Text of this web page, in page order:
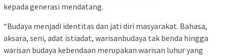
kepada generasi mendatang.
“Budaya menjadi identitas dan jati diri masyarakat. Bahasa,
aksara, seni, adat istiadat, warisanbudaya tak benda hingga
warisan budaya kebendaan merupakan warisan luhur yang